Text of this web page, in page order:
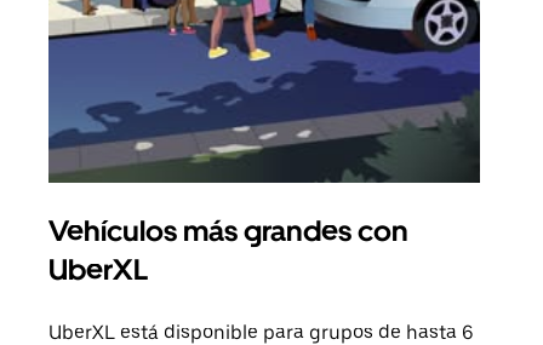
Vehículos más grandes con
UberXL
UberXL está disponible para grupos de hasta 6